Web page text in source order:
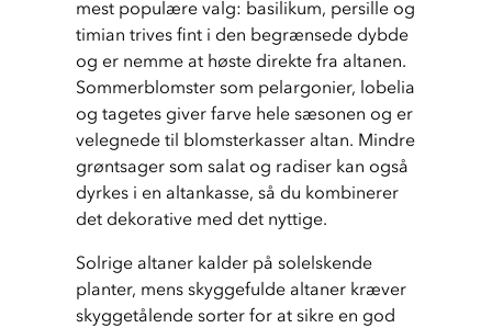
mest populære valg: basilikum, persille og
timian trives fint i den begrænsede dybde
og er nemme at høste direkte fra altanen.
Sommerblomster som pelargonier, lobelia
og tagetes giver farve hele sæsonen og er
velegnede til blomsterkasser altan. Mindre
grøntsager som salat og radiser kan også
dyrkes i en altankasse, så du kombinerer
det dekorative med det nyttige.
Solrige altaner kalder på solelskende
planter, mens skyggefulde altaner kræver
skyggetålende sorter for at sikre en god